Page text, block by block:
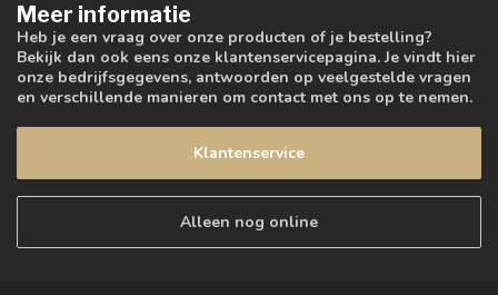
Meer informatie
Heb je een vraag over onze producten of je bestelling?
Bekijk dan ook eens onze klantenservicepagina. Je vindt hier
onze bedrijfsgegevens, antwoorden op veelgestelde vragen
en verschillende manieren om contact met ons op te nemen.
Klantenservice
Alleen nog online